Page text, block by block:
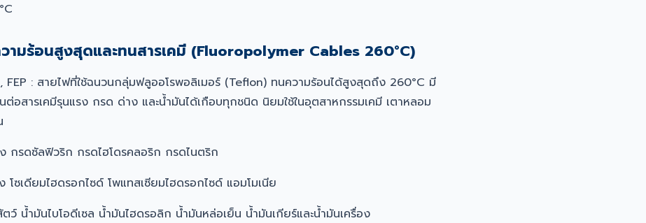
ามร้อนสูงสุดและทนสารเคมี (Fluoropolymer Cables 260°C)
FEP : สายไฟที่ใช้ฉนวนกลุ่มฟลูออโรพอลิเมอร์ (Teflon) ทนความร้อนได้สูงสุดถึง 260°C มี
อสารเคมีรุนแรง กรด ด่าง และน้ำมันได้เกือบทุกชนิด นิยมใช้ในอุตสาหกรรมเคมี เตาหลอม
กรดซัลฟิวริก กรดไฮโดรคลอริก กรดไนตริก
โซเดียมไฮดรอกไซด์ โพแทสเซียมไฮดรอกไซด์ แอมโมเนีย
ว์ น้ำมันไบโอดีเซล น้ำมันไฮดรอลิก น้ำมันหล่อเย็น น้ำมันเกียร์และน้ำมันเครื่อง